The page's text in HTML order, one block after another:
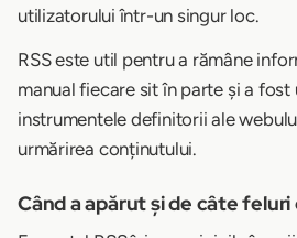
utilizatorului într-un singur loc.
RSS este util pentru a rămâne
manual fiecare sit în parte și a fost
instrumentele definitorii ale
urmărirea conținutului.
Când a apărut și de câte feluri